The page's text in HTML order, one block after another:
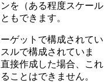
を（ある程度スケール
もできます。
ゲットで構成されてい
ルで構成されていま
接作成した場合、これ
ことはできません。